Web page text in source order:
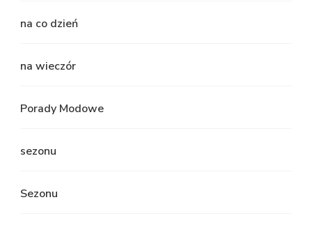
na co dzień
na wieczór
Porady Modowe
sezonu
Sezonu